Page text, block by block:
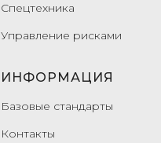
Спецтехника
Управление рисками
ИНФОРМАЦИЯ
Базовые стандарты
Контакты